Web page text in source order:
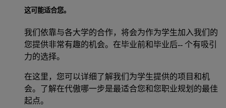
这可能适合您。
我们依靠与各大学的合作，将会为作为学生加入我们的
您提供非常有趣的机会。在毕业前和毕业后-- 个有吸引
力的选择。
在这里，您可以详细了解我们为学生提供的项目和机
会。了解在代傲哪一步是最适合您和您职业规划的最佳
起点。